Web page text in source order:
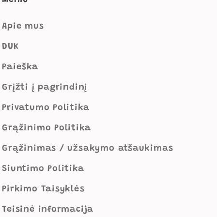
Apie mus
DUK
Paieška
Grįžti į pagrindinį
Privatumo Politika
Grąžinimo Politika
Grąžinimas / užsakymo atšaukimas
Siuntimo Politika
Pirkimo Taisyklės
Teisinė informacija